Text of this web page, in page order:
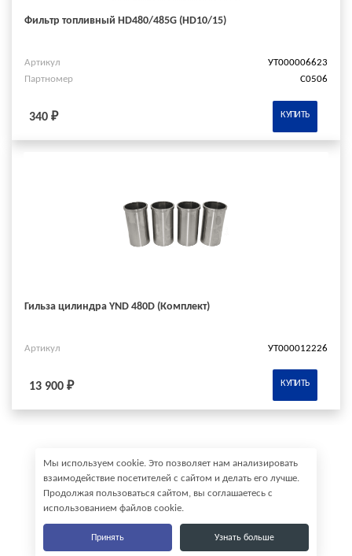
Фильтр топливный HD480/485G (HD10/15)
Артикул
УТ000006623
Партномер
C0506
340 ₽ КУПИТЬ
Гильза цилиндра YND 480D (Комплект)
Артикул УТ000012226
13 900 ₽ КУПИТЬ
Мы используем cookie. Это позволяет нам анализировать
взаимодействие посетителей с сайтом и делать его лучше.
Продолжая пользоваться сайтом, вы соглашаетесь с
использованием файлов cookie.
Принять Узнать больше